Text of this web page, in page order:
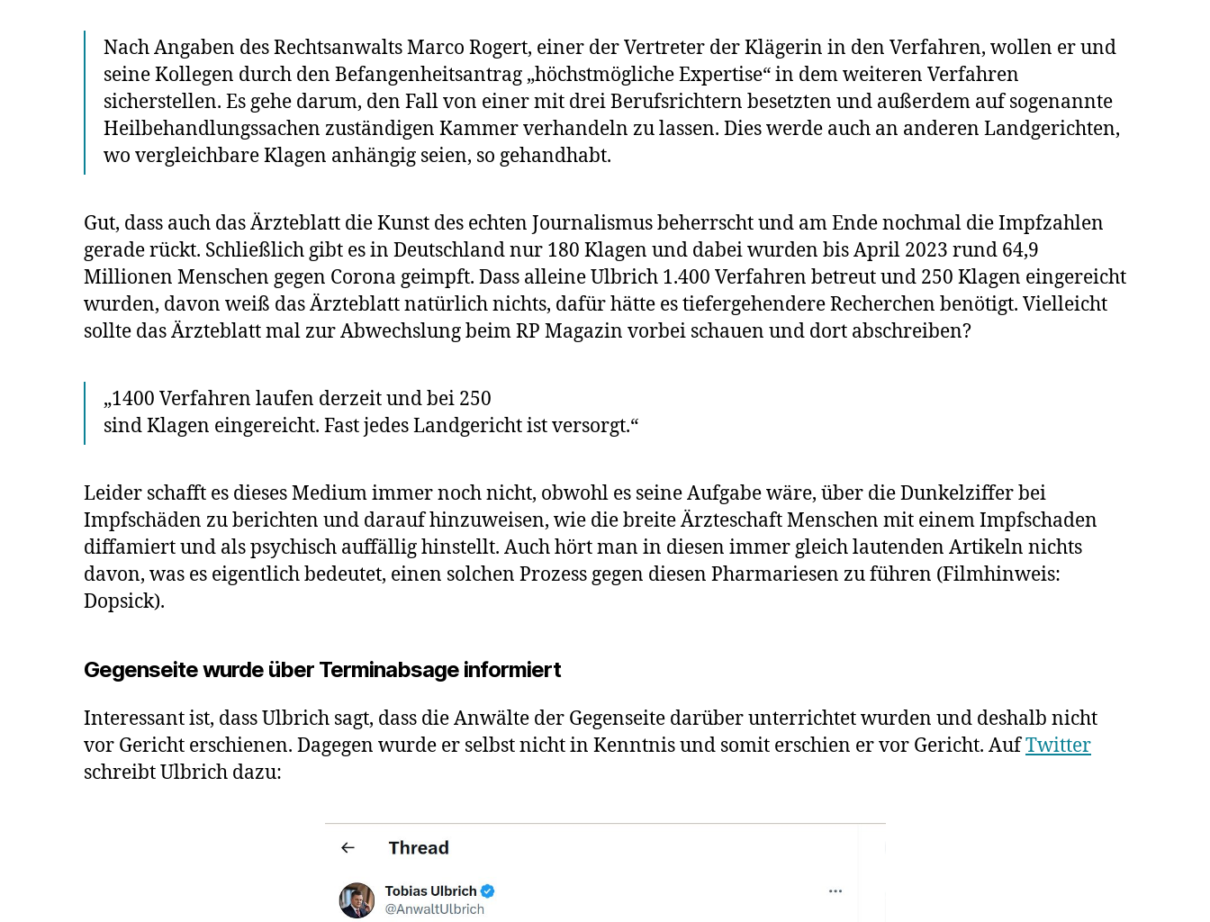
Nach Angaben des Rechtsanwalts Marco Rogert, einer der Vertreter der Klägerin in den Verfahren, wollen er und
seine Kollegen durch den Befangenheitsantrag „höchstmögliche Expertise“ in dem weiteren Verfahren
sicherstellen. Es gehe darum, den Fall von einer mit drei Berufsrichtern besetzten und außerdem auf sogenannte
Heilbehandlungssachen zuständigen Kammer verhandeln zu lassen. Dies werde auch an anderen Landgerichten,
wo vergleichbare Klagen anhängig seien, so gehandhabt.
Gut, dass auch das Ärzteblatt die Kunst des echten Journalismus beherrscht und am Ende nochmal die Impfzahlen
gerade rückt. Schließlich gibt es in Deutschland nur 180 Klagen und dabei wurden bis April 2023 rund 64,9
Millionen Menschen gegen Corona geimpft. Dass alleine Ulbrich 1.400 Verfahren betreut und 250 Klagen eingereicht
wurden, davon weiß das Ärzteblatt natürlich nichts, dafür hätte es tiefergehendere Recherchen benötigt. Vielleicht
sollte das Ärzteblatt mal zur Abwechslung beim RP Magazin vorbei schauen und dort abschreiben?
„1400 Verfahren laufen derzeit und bei 250
sind Klagen eingereicht. Fast jedes Landgericht ist versorgt.“
Leider schafft es dieses Medium immer noch nicht, obwohl es seine Aufgabe wäre, über die Dunkelziffer bei
Impfschäden zu berichten und darauf hinzuweisen, wie die breite Ärzteschaft Menschen mit einem Impfschaden
diffamiert und als psychisch auffällig hinstellt. Auch hört man in diesen immer gleich lautenden Artikeln nichts
davon, was es eigentlich bedeutet, einen solchen Prozess gegen diesen Pharmariesen zu führen (Filmhinweis:
Dopsick).
Gegenseite wurde über Terminabsage informiert
Interessant ist, dass Ulbrich sagt, dass die Anwälte der Gegenseite darüber unterrichtet wurden und deshalb nicht
vor Gericht erschienen. Dagegen wurde er selbst nicht in Kenntnis und somit erschien er vor Gericht. AufTwitter
schreibt Ulbrich dazu: